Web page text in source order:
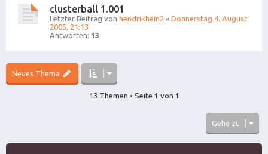
clusterball 1.001
Letzter Beitrag von hendrikhein2 « Donnerstag 4. August
2005, 21:13
Antworten: 13
Neues Thema
13 Themen • Seite 1 von 1
Gehe zu